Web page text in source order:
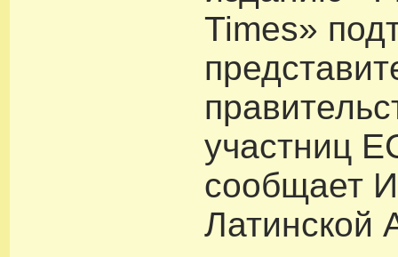
Times»
участниц
сообщает
Латинской